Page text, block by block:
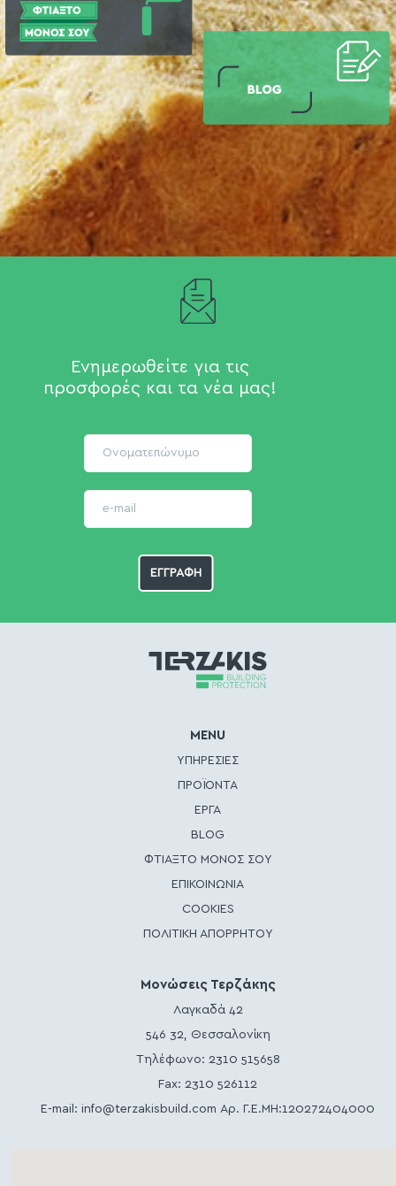
Ενημερωθείτε για τις
προσφορές και τα νέα μας!
MENU
ΥΠΗΡΕΣΙΕΣ
ΠΡΟΪΟΝΤΑ
ΕΡΓΑ
BLOG
ΦΤΙΑΞΤΟ ΜΟΝΟΣ ΣΟΥ
ΕΠΙΚΟΙΝΩΝΙΑ
COOKIES
ΠΟΛΙΤΙΚΗ ΑΠΟΡΡΗΤΟΥ
Μονώσεις Τερζάκης
Λαγκαδά 42
546 32, Θεσσαλονίκη
Τηλέφωνο: 2310 515658
Fax: 2310 526112
E-mail:info@terzakisbuild.com Αρ. Γ.Ε.ΜΗ:120272404000